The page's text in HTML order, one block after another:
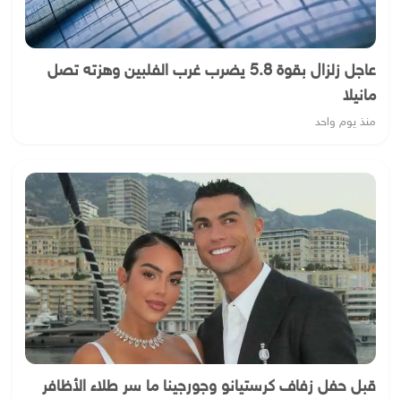
عاجل زلزال بقوة 5.8 يضرب غرب الفلبين وهزته تصل
مانيلا
منذ يوم واحد
قبل حفل زفاف كرستيانو وجورجينا ما سر طلاء الأظافر